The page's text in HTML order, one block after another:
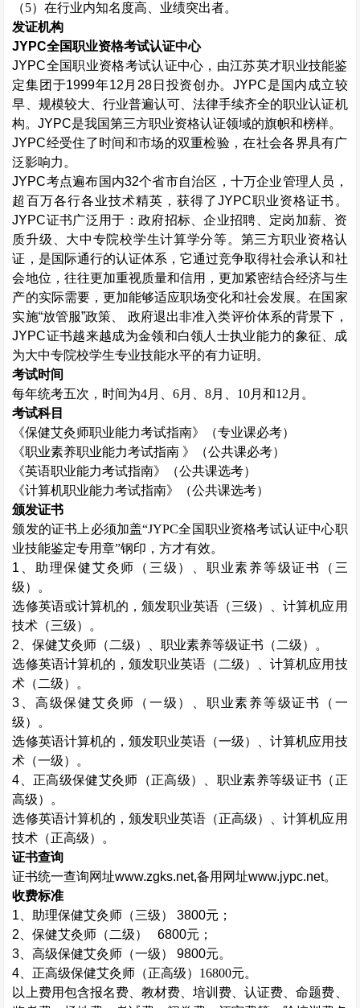
（5）在行业内知名度高、业绩突出者。
发证机构
JYPC全国职业资格考试认证中心
JYPC全国职业资格考试认证中心，由江苏英才职业技能鉴
定集团于1999年12月28日投资创办。JYPC是国内成立较
早、规模较大、行业普遍认可、法律手续齐全的职业认证机
构。JYPC是我国第三方职业资格认证领域的旗帜和榜样。
JYPC经受住了时间和市场的双重检验，在社会各界具有广
泛影响力。
JYPC考点遍布国内32个省市自治区，十万企业管理人员，
超百万各行各业技术精英，获得了JYPC职业资格证书。
JYPC证书广泛用于：政府招标、企业招聘、定岗加薪、资
质升级、大中专院校学生计算学分等。第三方职业资格认
证，是国际通行的认证体系，它通过竞争取得社会承认和社
会地位，往往更加重视质量和信用，更加紧密结合经济与生
产的实际需要，更加能够适应职场变化和社会发展。在国家
实施“放管服”政策、 政府退出非准入类评价体系的背景下，
JYPC证书越来越成为金领和白领人士执业能力的象征、成
为大中专院校学生专业技能水平的有力证明。
考试时间
每年统考五次，时间为4月、6月、8月、10月和12月。
考试科目
《保健艾灸师职业能力考试指南》（专业课必考）
《职业素养职业能力考试指南 》（公共课必考）
《英语职业能力考试指南》（公共课选考）
《计算机职业能力考试指南》（公共课选考）
颁发证书
颁发的证书上必须加盖“JYPC全国职业资格考试认证中心职
业技能鉴定专用章”钢印，方才有效。
1、助理保健艾灸师
（三级）、职业素养等级证书（三
级）。
选修英语或计算机的，颁发职业英语（三级）、计算机应用
技术（三级）。
2、保健艾灸师 （二级）、职业素养等级证书（二级）。
选修英语计算机的，颁发职业英语（二级）、计算机应用技
术（二级）。
3、高级保健艾灸师
（一级）、职业素养等级证书（一
级）。
选修英语计算机的，颁发职业英语（一级）、计算机应用技
术（一级）。
4、正高级保健艾灸师 （正高级）、职业素养等级证书（正
高级）。
选修英语计算机的，颁发职业英语（正高级）、计算机应用
技术（正高级）。
证书查询
证书统一查询网址www.zgks.net,备用网址www.jypc.net。
收费标准
1、助理保健艾灸师 （三级）
3800元；
2、保健艾灸师 （二级）
6800元；
3、高级保健艾灸师 （一级）
9800元。
4、正高级保健艾灸师 （正高级） 16800元。
以上费用包含报名费、教材费、培训费、认证费、命题费、